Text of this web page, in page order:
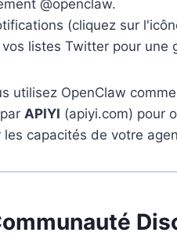
@openclaw.
(cliquez sur
listes Twitter pour une
utilisez OpenClaw
APIYI (apiyi.com) pour
capacités de votre